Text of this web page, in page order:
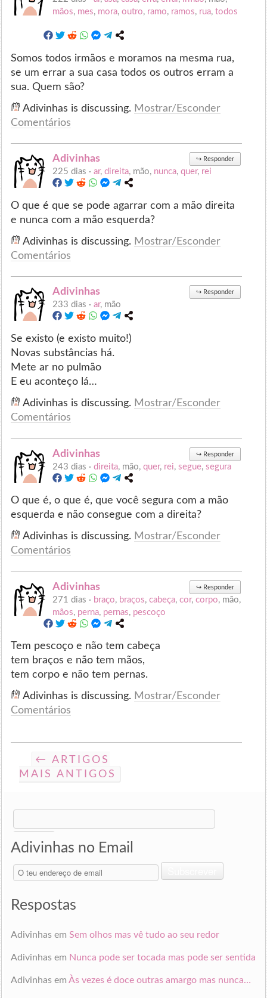
mãos, mes, mora,outro, ramo, ramos, rua,todos
Somos todos irmãos e moramos na mesma rua,
se um errar a sua casa todos os outros erram a
sua. Quem são?
Adivinhas is discussing. Mostrar/Esconder
Comentários
Adivinhas ↪ Responder
225 dias ·ar,direita, mão, nunca,quer, rei
O que é que se pode agarrar com a mão direita
e nunca com a mão esquerda?
Adivinhas is discussing. Mostrar/Esconder
Comentários
Adivinhas ↪ Responder
233 dias ·ar, mão
Se existo (e existo muito!)
Novas substâncias há.
Mete ar no pulmão
E eu aconteço lá…
Adivinhas is discussing. Mostrar/Esconder
Comentários
Adivinhas ↪ Responder
243 dias ·direita, mão,quer, rei,segue,segura
O que é, o que é, que você segura com a mão
esquerda e não consegue com a direita?
Adivinhas is discussing. Mostrar/Esconder
Comentários
Adivinhas ↪ Responder
271 dias · braço, braços,cabeça,cor,corpo, mão,
mãos, perna, pernas, pescoço
Tem pescoço e não tem cabeça
tem braços e não tem mãos,
tem corpo e não tem pernas.
Adivinhas is discussing. Mostrar/Esconder
Comentários
← ARTIGOS
MAIS ANTIGOS
Search
for:
Adivinhas no Email
O
teu
de
Respostas
Adivinhasem Sem olhos mas vê tudo ao seu redor
Adivinhasem Nunca pode ser tocada mas pode ser sentida
Adivinhasem Às vezes é doce outras amargo mas nunca…